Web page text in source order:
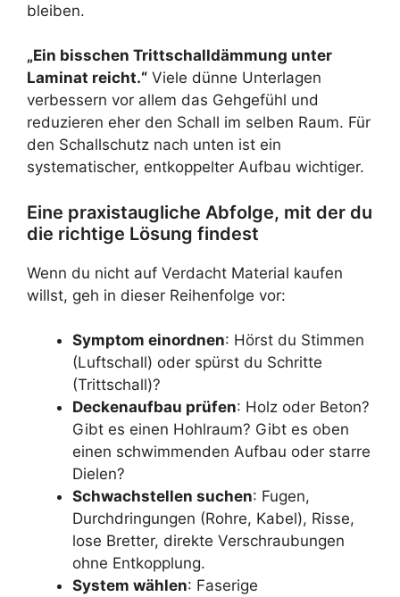
bleiben.
„Ein bisschen Trittschalldämmung unter
Laminat reicht.“ Viele dünne Unterlagen
verbessern vor allem das Gehgefühl und
reduzieren eher den Schall im selben Raum. Für
den Schallschutz nach unten ist ein
systematischer, entkoppelter Aufbau wichtiger.
Eine praxistaugliche Abfolge, mit der du
die richtige Lösung findest
Wenn du nicht auf Verdacht Material kaufen
willst, geh in dieser Reihenfolge vor:
Symptom einordnen: Hörst du Stimmen
(Luftschall) oder spürst du Schritte
(Trittschall)?
Deckenaufbau prüfen: Holz oder Beton?
Gibt es einen Hohlraum? Gibt es oben
einen schwimmenden Aufbau oder starre
Dielen?
Schwachstellen suchen: Fugen,
Durchdringungen (Rohre, Kabel), Risse,
lose Bretter, direkte Verschraubungen
ohne Entkopplung.
System wählen: Faserige